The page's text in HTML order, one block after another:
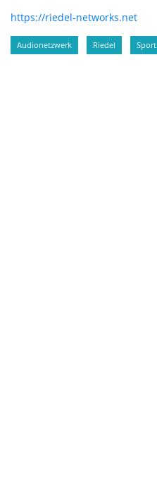
https://riedel-networks.net
Audionetzwerk Riedel Sport